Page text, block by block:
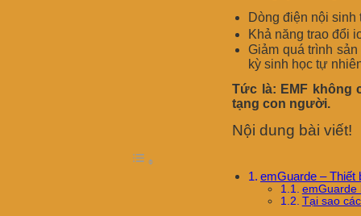
Dòng điện nội sinh
Khả năng trao đổi
Giảm quá trình
kỳ sinh học tự
Tức là: EMF không
tạng con người.
Nội dung bài viết!
emGuarde – Thiết
emGuarde
Tại sao